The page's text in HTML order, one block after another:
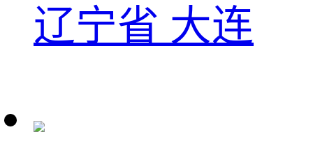
辽宁省 大连